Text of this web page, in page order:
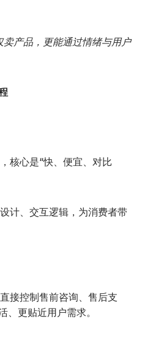
产品，更能通过情绪与用户
心是“快、便宜、对比
、交互逻辑，为消费者带
控制售前咨询、售后支
、更贴近用户需求。